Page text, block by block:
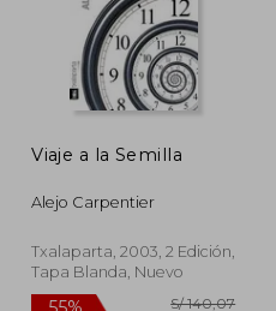
55%
dcto.
Viaje a la Semilla
Alejo Carpentier
Txalaparta, 2003, 2 Edición,
Tapa Blanda, Nuevo